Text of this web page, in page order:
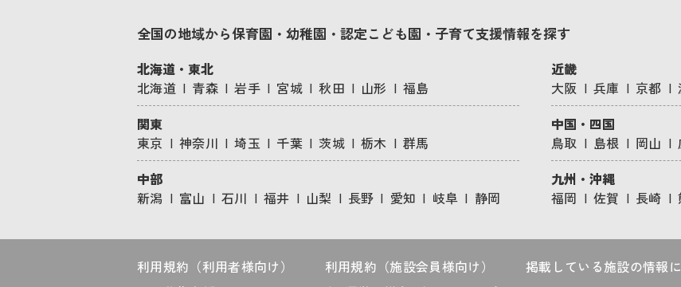
全国の地域から保育園・幼稚園・認定こども園・子育て支援情報を探す
北海道・東北
北海道
青森 岩手 宮城 秋田 山形
福島
関東
東京
神奈川 埼玉 千葉 茨城 栃木
群馬
中部
新潟
富山 石川 福井 山梨 長野 愛知 岐阜 静岡
近畿
大阪
兵庫 京都
中国・四国
鳥取
島根 岡山
九州・沖縄
福岡
佐賀 長崎
利用規約（利用者様向け） 利用規約（施設会員様向け） 掲載している施設の情報